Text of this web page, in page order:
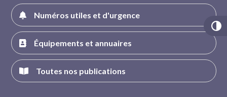
Numéros utiles et d'urgence
Équipements et annuaires
Toutes nos publications